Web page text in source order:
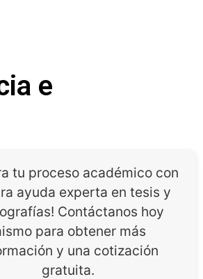
e
tu proceso académico con
ayuda experta en tesis y
Contáctanos hoy
para obtener más
y una cotización
gratuita.